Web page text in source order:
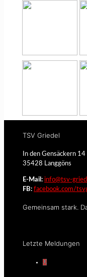
TSV Griedel
In den Gensäckern 14
35428 Langgöns
E-Mail: info@tsv-
FB: facebook.com/
Gemeinsam stark.
Letzte Meldungen
0